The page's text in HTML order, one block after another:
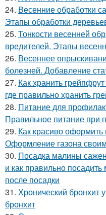
24. Весенние обработки
Этапы обработки
25. Тонкости весенней
вредителей. Этапы
26. Весеннее
болезней. Добавление
27. Как хранить
где правильно хранить
28. Питание для
Правильное питание при
29. Как красиво
Оформление газона
30. Посадка малины
и как правильно
после посадки
31. Хронический бронхит
бронхит